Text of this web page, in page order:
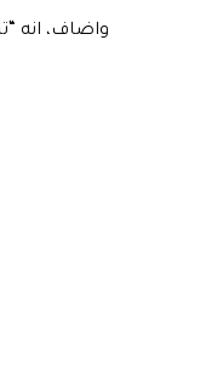
واضاف، انه